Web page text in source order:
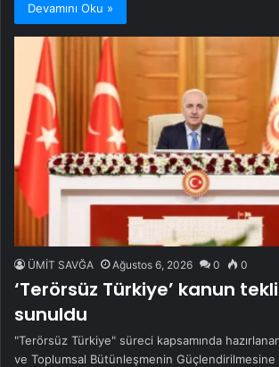
Devamını Oku »
ÜMİT SAVĞA Ağustos 6, 2026 0 0
‘Terörsüz Türkiye’ kanun
sunuldu
"Terörsüz Türkiye" süreci kapsamında
ve Toplumsal Bütünleşmenin Güçlendirilmesine